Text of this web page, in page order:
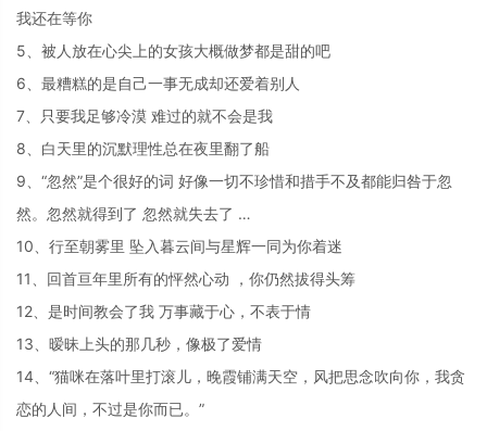
我还在等你
5、被人放在心尖上的女孩大概做梦都是甜的吧
6、最糟糕的是自己一事无成却还爱着别人
7、只要我足够冷漠 难过的就不会是我
8、白天里的沉默理性总在夜里翻了船
9、“忽然”是个很好的词 好像一切不珍惜和措手不及都能归咎于忽
然。忽然就得到了 忽然就失去了 …
10、行至朝雾里 坠入暮云间与星辉一同为你着迷
11、回首亘年里所有的怦然心动 ，你仍然拔得头筹
12、是时间教会了我 万事藏于心，不表于情
13、暧昧上头的那几秒，像极了爱情
14、“猫咪在落叶里打滚儿，晚霞铺满天空，风把思念吹向你，我贪
恋的人间，不过是你而已。”